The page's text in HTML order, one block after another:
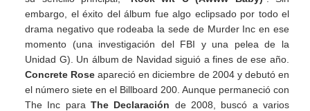
embargo, el éxito del álbum fue algo eclipsado por todo el
drama negativo que rodeaba la sede de Murder Inc en ese
momento (una investigación del FBI y una pelea de la
Unidad G). Un álbum de Navidad siguió a fines de ese año.
Concrete Rose apareció en diciembre de 2004 y debutó en
el número siete en el Billboard 200. Aunque permaneció con
The Inc para The Declaración de 2008, buscó a varios